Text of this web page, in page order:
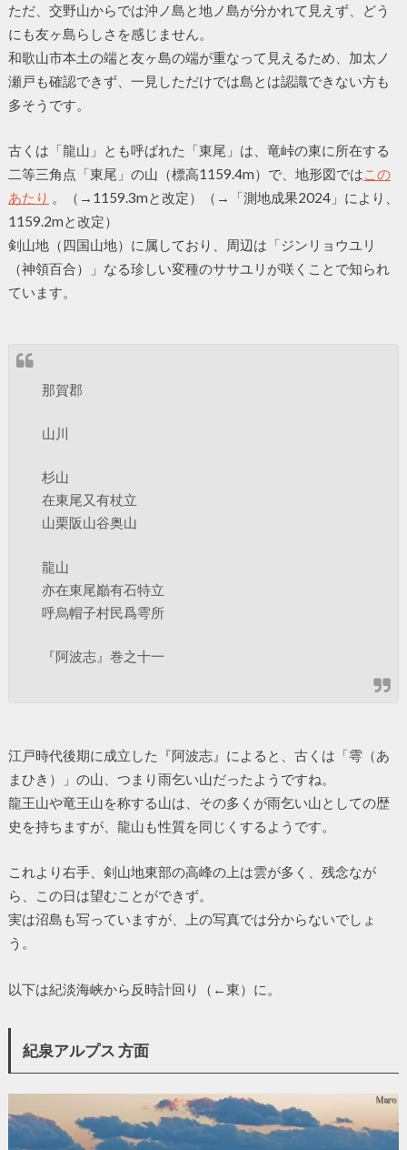
ただ、交野山からでは沖ノ島と地ノ島が分かれて見えず、どう
にも友ヶ島らしさを感じません。
和歌山市本土の端と友ヶ島の端が重なって見えるため、加太ノ
瀬戸も確認できず、一見しただけでは島とは認識できない方も
多そうです。
古くは「龍山」とも呼ばれた「東尾」は、竜峠の東に所在する
二等三角点「東尾」の山（標高1159.4m）で、地形図ではこの
あたり 。（→1159.3mと改定）（→「測地成果2024」により、
1159.2mと改定）
剣山地（四国山地）に属しており、周辺は「ジンリョウユリ
（神領百合）」なる珍しい変種のササユリが咲くことで知られ
ています。
那賀郡
山川
杉山
在東尾又有杖立
山栗阪山谷奥山
龍山
亦在東尾巓有石特立
呼烏帽子村民爲雩所
『阿波志』巻之十一
江戸時代後期に成立した『阿波志』によると、古くは「雩（あ
まひき）」の山、つまり雨乞い山だったようですね。
龍王山や竜王山を称する山は、その多くが雨乞い山としての歴
史を持ちますが、龍山も性質を同じくするようです。
これより右手、剣山地東部の高峰の上は雲が多く、残念なが
ら、この日は望むことができず。
実は沼島も写っていますが、上の写真では分からないでしょ
う。
以下は紀淡海峡から反時計回り（←東）に。
紀泉アルプス 方面